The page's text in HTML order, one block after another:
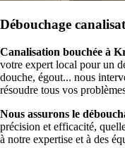
Débouchage
Canalisation bouchée à
votre expert local pour un
douche, égout... nous
résoudre tous vos
Nous assurons le
précision et efficacité,
à notre expertise et à des